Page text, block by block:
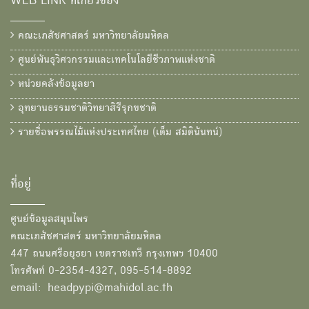
คณะเภสัชศาสตร์ มหาวิทยาลัยมหิดล
ศูนย์พันธุวิศวกรรมและเทคโนโลยีชีวภาพแห่งชาติ
หน่วยคลังข้อมูลยา
อุทยานธรรมชาติวิทยาสิรีรุกขชาติ
รายชื่อพรรณไม้แห่งประเทศไทย (เต็ม สมิตินันทน์)
ที่อยู่
ศูนย์ข้อมูลสมุนไพร
คณะเภสัชศาสตร์ มหาวิทยาลัยมหิดล
447 ถนนศรีอยุธยา เขตราชเทวี กรุงเทพฯ 10400
โทรศัพท์ 0-2354-4327, 095-514-8892
email: headpypi@mahidol.ac.th